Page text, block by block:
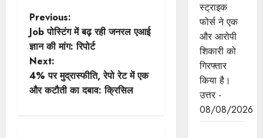
P
o
s
t
Previous:
Job पोस्टिंग में बढ़ रही जनरल एआई
ज्ञान की मांग: रिपोर्ट
Next:
4% पर मुद्रास्फीति, रेपो रेट में एक
और कटौती का दबाव: क्रिसिल
स्ट्राइक
फोर्स ने एक
और आरोपी
शिकारी को
गिरफ्तार
किया है।
उत्तर -
08/08/2026